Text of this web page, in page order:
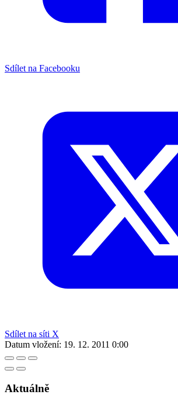
Sdílet na Facebooku
Sdílet na síti X
Datum vložení: 19. 12. 2011 0:00
Aktuálně